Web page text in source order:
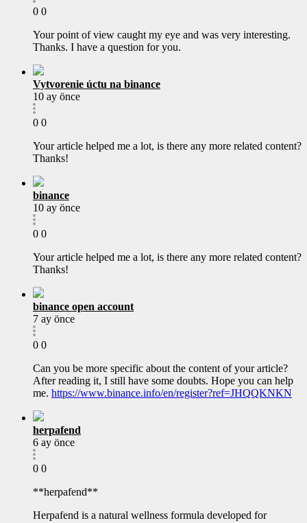
0 0
Your point of view caught my eye and was very interesting.
Thanks. I have a question for you.
Vytvorenie úctu na binance
10 ay önce
0 0
Your article helped me a lot, is there any more related content?
Thanks!
binance
10 ay önce
0 0
Your article helped me a lot, is there any more related content?
Thanks!
binance open account
7 ay önce
0 0
Can you be more specific about the content of your article?
After reading it, I still have some doubts. Hope you can help
me. https://www.binance.info/en/register?ref=JHQQKNKN
herpafend
6 ay önce
0 0
**herpafend**
Herpafend is a natural wellness formula developed for